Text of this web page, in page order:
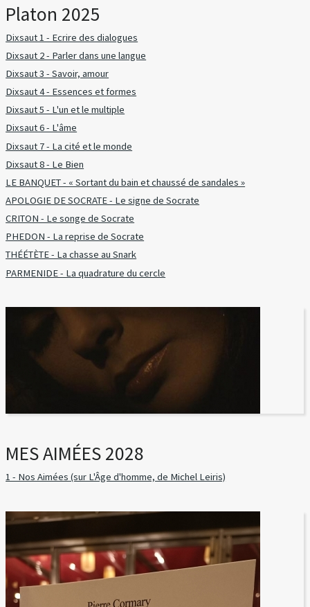
Platon 2025
Dixsaut 1 - Ecrire des dialogues
Dixsaut 2 - Parler dans une langue
Dixsaut 3 - Savoir, amour
Dixsaut 4 - Essences et formes
Dixsaut 5 - L'un et le multiple
Dixsaut 6 - L'âme
Dixsaut 7 - La cité et le monde
Dixsaut 8 - Le Bien
LE BANQUET - « Sortant du bain et chaussé de sandales »
APOLOGIE DE SOCRATE - Le signe de Socrate
CRITON - Le songe de Socrate
PHEDON - La reprise de Socrate
THÉÉTÈTE - La chasse au Snark
PARMENIDE - La quadrature du cercle
MES AIMÉES 2028
1 - Nos Aimées (sur L'Âge d'homme, de Michel Leiris)